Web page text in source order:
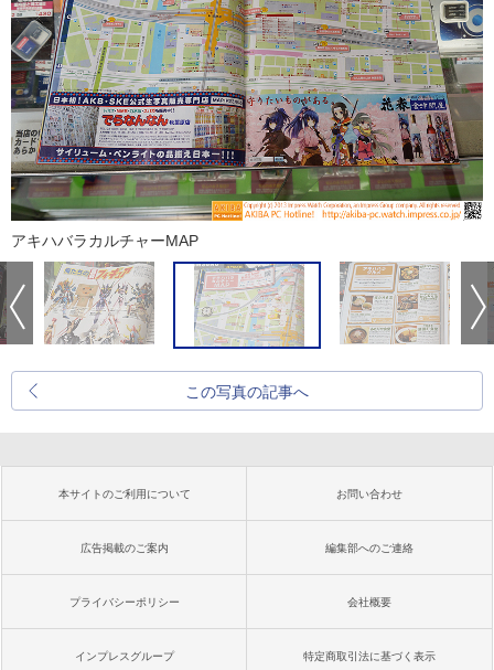
アキハバラカルチャーMAP
この写真の記事へ
本サイトのご利用について お問い合わせ
広告掲載のご案内 編集部へのご連絡
プライバシーポリシー 会社概要
インプレスグループ 特定商取引法に基づく表示